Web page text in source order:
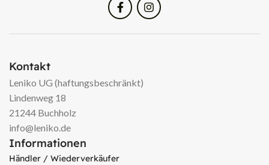
Kontakt
Leniko UG (haftungsbeschränkt)
Lindenweg 18
21244 Buchholz
info@leniko.de
Informationen
Händler / Wiederverkäufer